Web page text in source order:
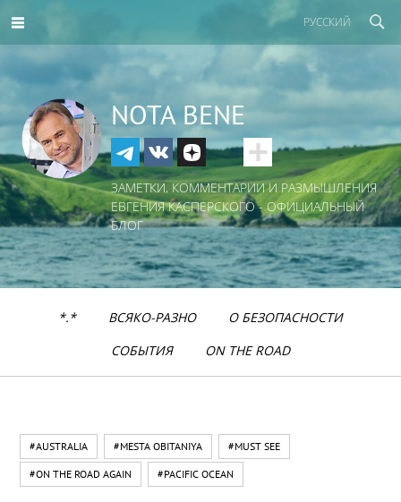
РУССКИЙ
NOTA BENE
ЗАМЕТКИ, КОММЕНТАРИИ И РАЗМЫШЛЕНИЯ
ЕВГЕНИЯ КАСПЕРСКОГО - ОФИЦИАЛЬНЫЙ
БЛОГ
*.* ВСЯКО-РАЗНО
О БЕЗОПАСНОСТИ
СОБЫТИЯ
ON THE ROAD
#AUSTRALIA #MESTA OBITANIYA #MUST SEE
#ON THE ROAD AGAIN #PACIFIC OCEAN